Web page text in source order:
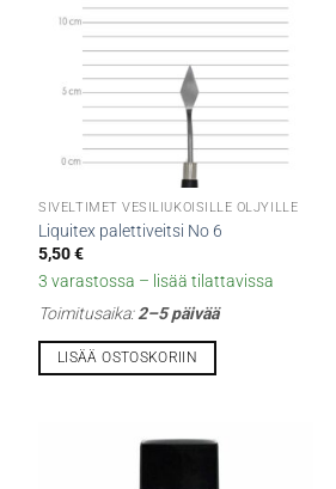
SIVELTIMET VESILIUKOISILLE ÖLJYILLE
Liquitex palettiveitsi No 6
5,50€
3 varastossa – lisää tilattavissa
Toimitusaika:2–5 päivää
LISÄÄ OSTOSKORIIN